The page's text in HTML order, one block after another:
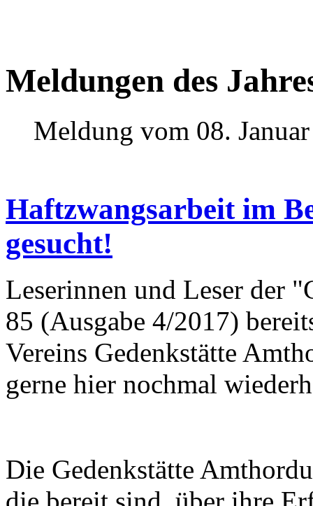
Meldungen des
Meldung vom 08.
Haftzwangsarbeit im
gesucht!
Leserinnen und Leser der
85 (Ausgabe 4/2017)
Vereins Gedenkstätte
gerne hier nochmal
Die Gedenkstätte